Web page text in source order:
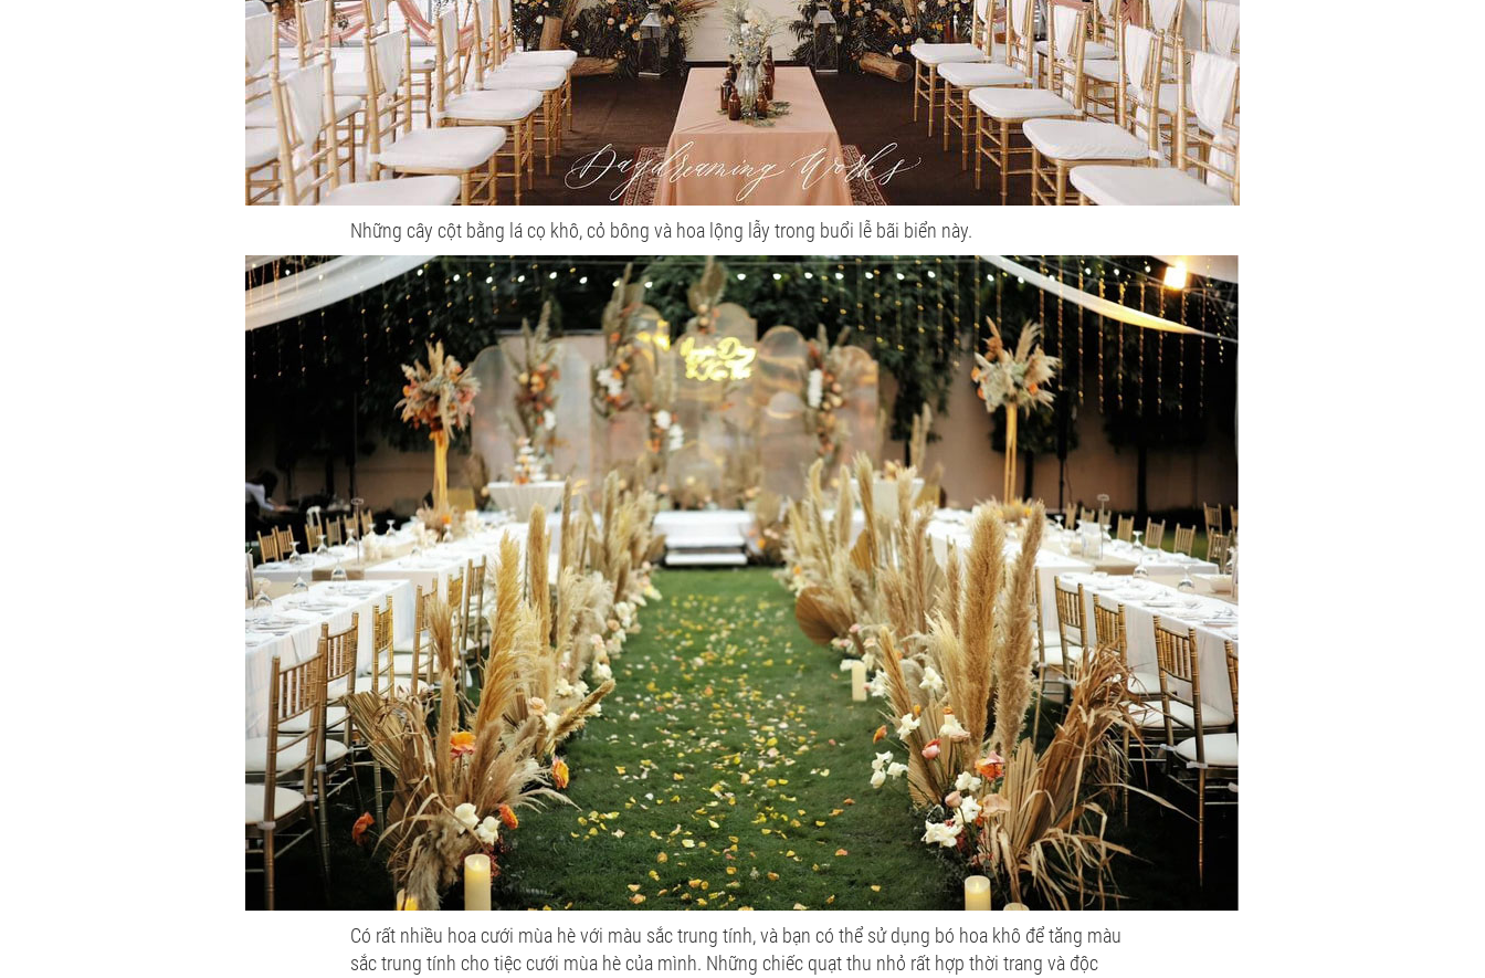
Những cây cột bằng lá cọ khô, cỏ bông và hoa lộng lẫy trong buổi lễ bãi biển này.
Có rất nhiều hoa cưới mùa hè với màu sắc trung tính, và bạn có thể sử dụng bó hoa khô để tăng màu
sắc trung tính cho tiệc cưới mùa hè của mình. Những chiếc quạt thu nhỏ rất hợp thời trang và độc